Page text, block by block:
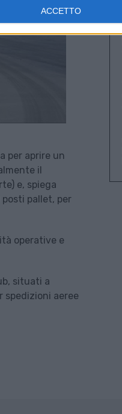
ACCETTO
per aprire un
il
e, spiega
posti pallet, per
operative e
situati a
spedizioni aeree